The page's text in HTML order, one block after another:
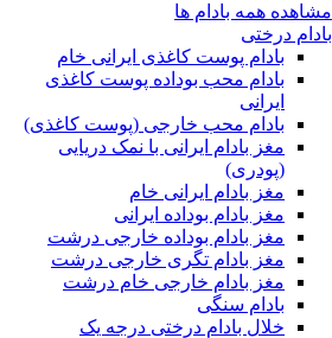
مشاهده همه بادام ها
بادام درختی
بادام پوست کاغذی ایرانی خام
بادام محب بوداده پوست کاغذی
ایرانی
بادام محب خارجی (پوست کاغذی)
مغز بادام ایرانی با نمک دریایی
(پودری)
مغز بادام ایرانی خام
مغز بادام بوداده ایرانی
مغز بادام بوداده خارجی درشت
مغز بادام تگری خارجی درشت
مغز بادام خارجی خام درشت
بادام سنگی
خلال بادام درختی درجه یک